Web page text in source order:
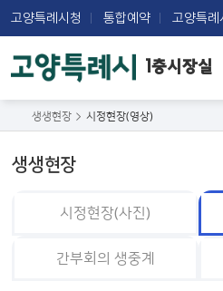
고양특례시청 통합예약 고양특례
1층시장실
생생현장 시정현장(영상)
생생현장
시정현장(사진)
간부회의 생중계